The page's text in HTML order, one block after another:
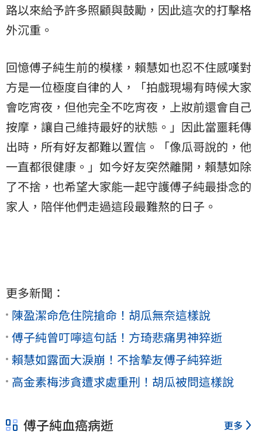
路以來給予許多照顧與鼓勵，因此這次的打擊格
外沉重。
回憶傅子純生前的模樣，賴慧如也忍不住感嘆對
方是一位極度自律的人，「拍戲現場有時候大家
會吃宵夜，但他完全不吃宵夜，上妝前還會自己
按摩，讓自己維持最好的狀態。」因此當噩耗傳
出時，所有好友都難以置信。「像瓜哥說的，他
一直都很健康。」如今好友突然離開，賴慧如除
了不捨，也希望大家能一起守護傅子純最掛念的
家人，陪伴他們走過這段最難熬的日子。
更多新聞：
陳盈潔命危住院搶命！胡瓜無奈這樣說
傅子純曾叮嚀這句話！方琦悲痛男神猝逝
賴慧如露面大淚崩！不捨摯友傅子純猝逝
高金素梅涉貪遭求處重刑！胡瓜被問這樣說
傅子純血癌病逝 更多